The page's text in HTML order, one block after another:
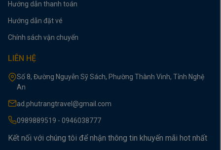
Hướng dẫn thanh toán
Hướng dẫn đặt vé
Chính sách vận chuyển
LIÊN HỆ
Số 8, Đường Nguyễn Sỹ Sách, Phường Thành Vinh, Tỉnh Nghệ
An
ad.phutrangtravel@gmail.com
0989889519 - 0946038777
Kết nối với chúng tôi để nhận thông tin khuyến mãi hot nhất